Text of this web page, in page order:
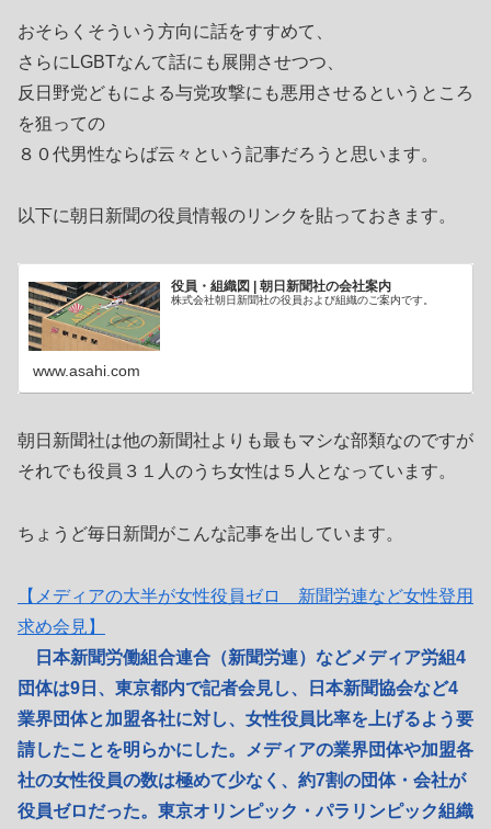
おそらくそういう方向に話をすすめて、
さらにLGBTなんて話にも展開させつつ、
反日野党どもによる与党攻撃にも悪用させるというところ
を狙っての
８０代男性ならば云々という記事だろうと思います。
以下に朝日新聞の役員情報のリンクを貼っておきます。
役員・組織図 | 朝日新聞社の会社案内
株式会社朝日新聞社の役員および組織のご案内です。
www.asahi.com
朝日新聞社は他の新聞社よりも最もマシな部類なのですが
それでも役員３１人のうち女性は５人となっています。
ちょうど毎日新聞がこんな記事を出しています。
【メディアの大半が女性役員ゼロ 新聞労連など女性登用
求め会見】
日本新聞労働組合連合（新聞労連）などメディア労組4
団体は9日、東京都内で記者会見し、日本新聞協会など4
業界団体と加盟各社に対し、女性役員比率を上げるよう要
請したことを明らかにした。メディアの業界団体や加盟各
社の女性役員の数は極めて少なく、約7割の団体・会社が
役員ゼロだった。東京オリンピック・パラリンピック組織